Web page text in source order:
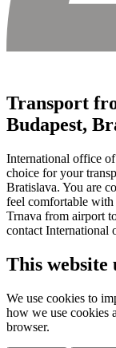
Transport
Budapest,
International office
choice for your
Bratislava. You are
feel comfortable
Trnava from airport
contact International
This website
We use cookies to
how we use cookies
browser.